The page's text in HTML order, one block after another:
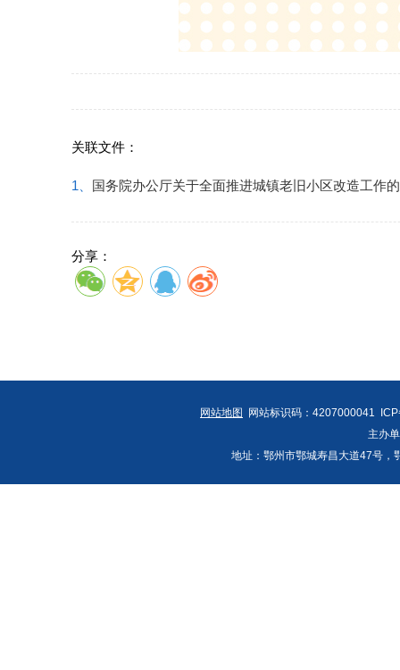
关联文件：
1、 国务院办公厅关于全面推进城镇老旧小区改造工作
分享：
网站地图
网站标识码：4207000041
主办
地址：鄂州市鄂城寿昌大道47号